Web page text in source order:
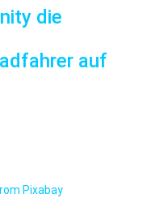
die
auf